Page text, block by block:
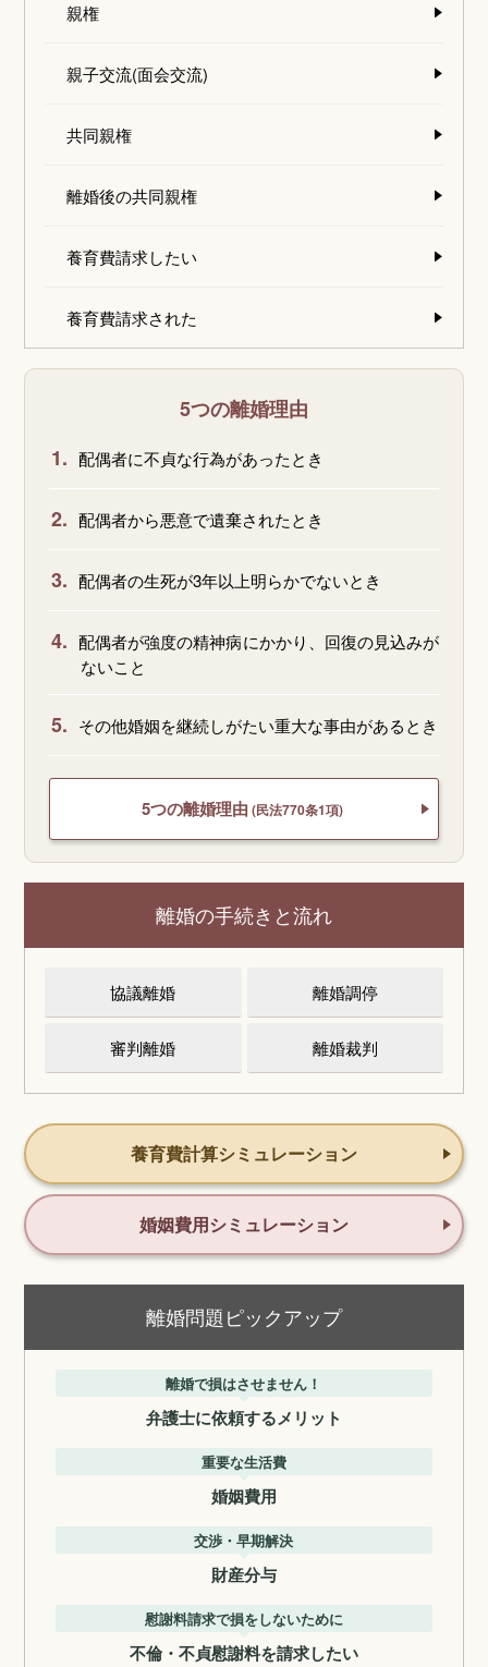
親権
親子交流(面会交流)
共同親権
離婚後の共同親権
養育費請求したい
養育費請求された
5つの離婚理由
1. 配偶者に不貞な行為があったとき
2. 配偶者から悪意で遺棄されたとき
3. 配偶者の生死が3年以上明らかでないとき
4. 配偶者が強度の精神病にかかり、回復の見込みが
ないこと
5. その他婚姻を継続しがたい重大な事由があるとき
5つの離婚理由 (民法770条1項)
離婚の手続きと流れ
協議離婚 離婚調停
審判離婚 離婚裁判
養育費計算シミュレーション
婚姻費用シミュレーション
離婚問題ピックアップ
離婚で損はさせません！
弁護士に依頼するメリット
重要な生活費
婚姻費用
交渉・早期解決
財産分与
慰謝料請求で損をしないために
不倫・不貞慰謝料を請求したい